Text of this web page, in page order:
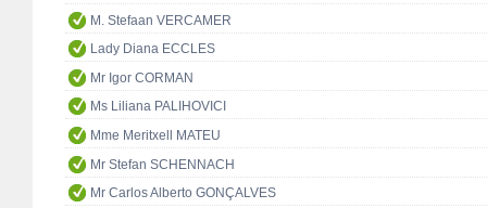
M. Stefaan VERCAMER
Lady Diana ECCLES
Mr Igor CORMAN
Ms Liliana PALIHOVICI
Mme Meritxell MATEU
Mr Stefan SCHENNACH
Mr Carlos Alberto GONÇALVES